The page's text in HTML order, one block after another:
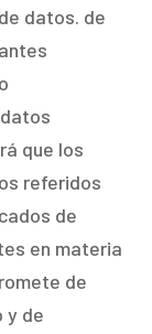
datos. de
que los
referidos
de
en materia
de
y de